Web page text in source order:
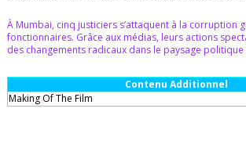
À Mumbai, cinq justiciers s’attaquent à la corruption
fonctionnaires. Grâce aux médias, leurs actions
des changements radicaux dans le paysage politique
Contenu Additionnel
Making Of The Film